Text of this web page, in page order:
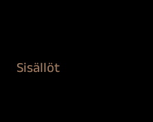
Sisällöt